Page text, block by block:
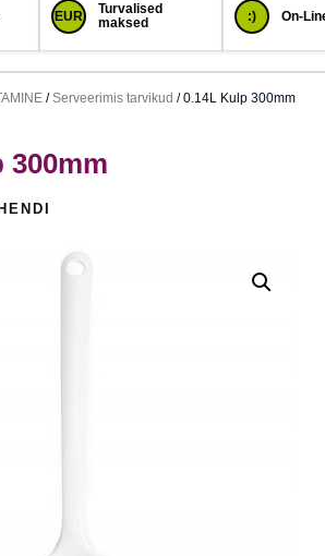
EUR
Turvalised
maksed
:) On-
/Serveerimis tarvikud / 0.14L Kulp 300mm
300mm
HENDI